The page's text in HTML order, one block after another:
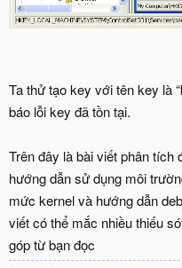
Ta thử tạo key với tên key là
báo lỗi key đã tồn tại.
Trên đây là bài viết phân tích
hướng dẫn sử dụng môi
mức kernel và hướng dẫn
viết có thể mắc nhiều thiếu
góp từ bạn đọc